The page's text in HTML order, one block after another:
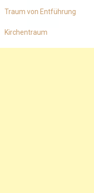
Traum von Entführung
Kirchentraum